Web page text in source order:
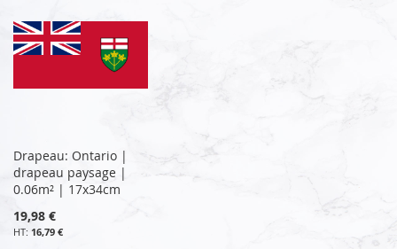
Drapeau: Ontario |
drapeau paysage |
0.06m² | 17x34cm
19,98 €
16,79 €